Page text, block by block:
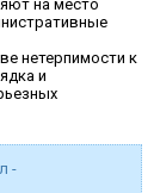
на место
нетерпимости к
и
-